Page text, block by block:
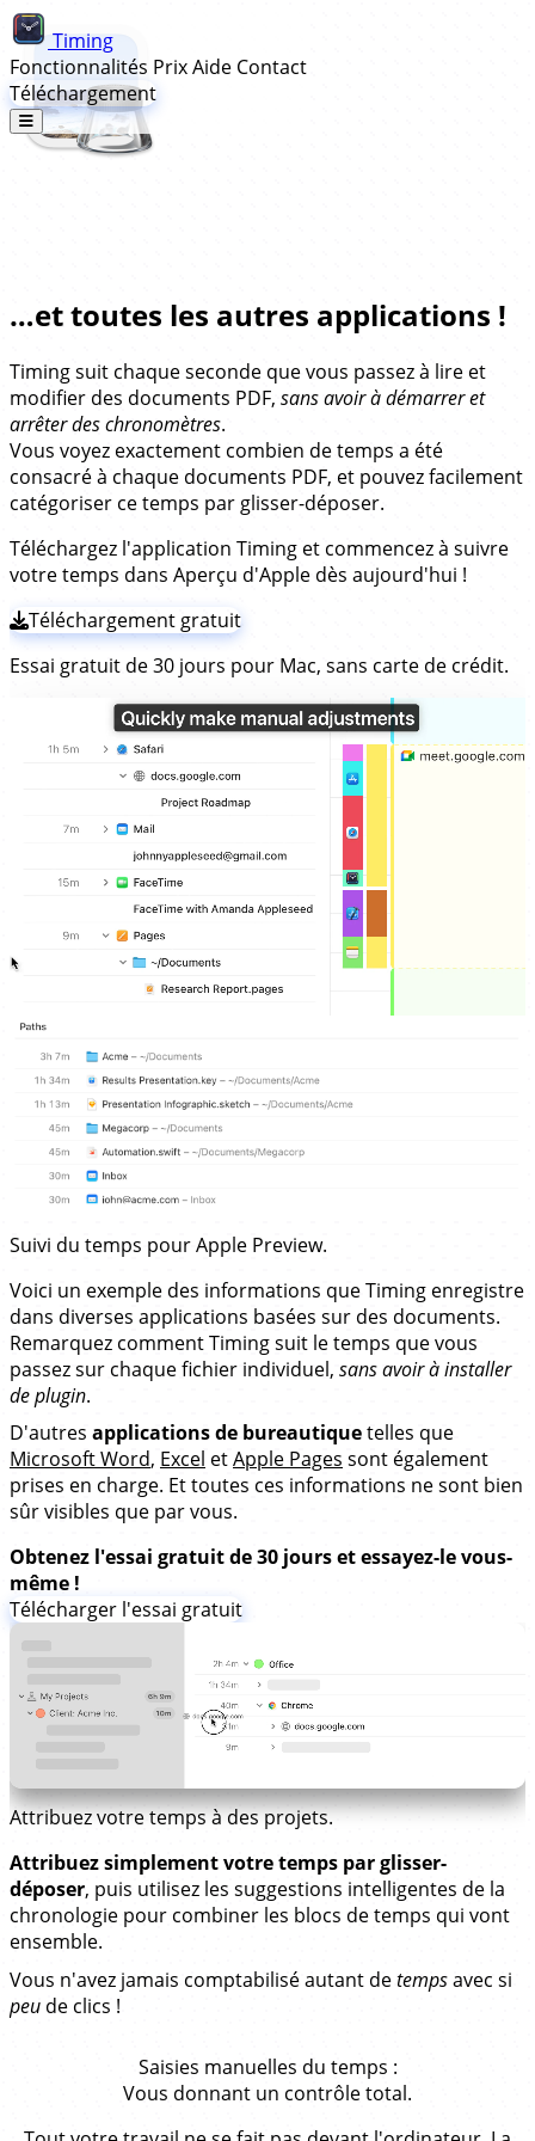
Timing
Fonctionnalités PrixAide Contact
Téléchargement
…et toutes les autres applications !
Timing suit chaque seconde que vous passez à lire et
modifier des documents PDF, sans avoir à démarrer et
arrêter des chronomètres.
Vous voyez exactement combien de temps a été
consacré à chaque documents PDF, et pouvez facilement
catégoriser ce temps par glisser-déposer.
Téléchargez l'application Timing et commencez à suivre
votre temps dans Aperçu d'Apple dès aujourd'hui !
Téléchargement gratuit
Essai gratuit de 30 jours pour Mac, sans carte de crédit.
Suivi du temps pour Apple Preview.
Voici un exemple des informations que Timing enregistre
dans diverses applications basées sur des documents.
Remarquez comment Timing suit le temps que vous
passez sur chaque fichier individuel, sans avoir à installer
de plugin.
D'autres applications de bureautiquetelles que
Microsoft Word, Excel etApple Pages sont également
prises en charge. Et toutes ces informations ne sont bien
sûr visibles que par vous.
Obtenez l'essai gratuit de 30 jours et essayez-le vous-
même !
Télécharger l'essai gratuit
Attribuez votre temps à des projets.
Attribuez simplement votre temps par glisser-
déposer, puis utilisez les suggestions intelligentes de la
chronologie pour combiner les blocs de temps qui vont
ensemble.
Vous n'avez jamais comptabilisé autant detempsavec si
peu de clics !
Saisies manuelles du temps :
Vous donnant un contrôle total.